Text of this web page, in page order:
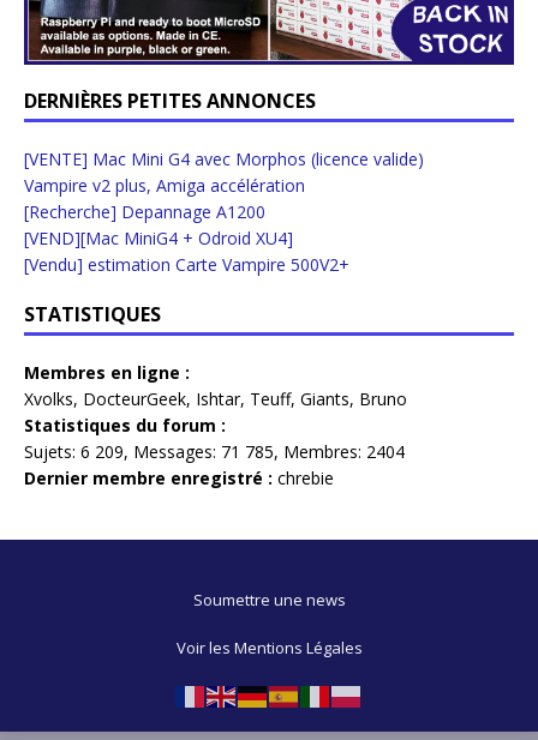
DERNIÈRES PETITES ANNONCES
[VENTE] Mac Mini G4 avec Morphos (licence valide)
Vampire v2 plus, Amiga accélération
[Recherche] Depannage A1200
[VEND][Mac MiniG4 + Odroid XU4]
[Vendu] estimation Carte Vampire 500V2+
STATISTIQUES
Membres en ligne :
Xvolks, DocteurGeek, Ishtar, Teuff, Giants, Bruno
Statistiques du forum :
Sujets: 6 209, Messages: 71 785, Membres: 2404
Dernier membre enregistré : chrebie
Soumettre une news
Voir les Mentions Légales